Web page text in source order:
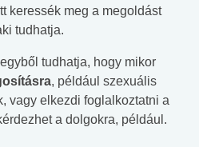
keressék meg a megoldást
tudhatja.
tudhatja, hogy mikor
, például szexuális
vagy elkezdi foglalkoztatni a
a dolgokra, például.